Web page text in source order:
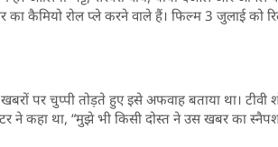
का कैमियो रोल प्ले करने वाले हैं। फिल्म 3 जुलाई को
पर चुप्पी तोड़ते हुए इसे अफवाह बताया था। टीवी
ने कहा था, “मुझे भी किसी दोस्त ने उस खबर का